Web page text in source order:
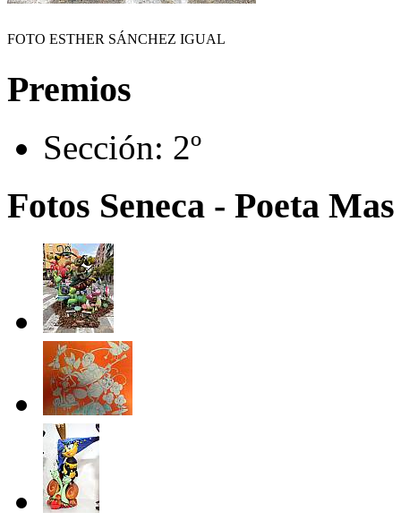
FOTO ESTHER SÁNCHEZ IGUAL
Premios
Sección: 2º
Fotos Seneca - Poeta